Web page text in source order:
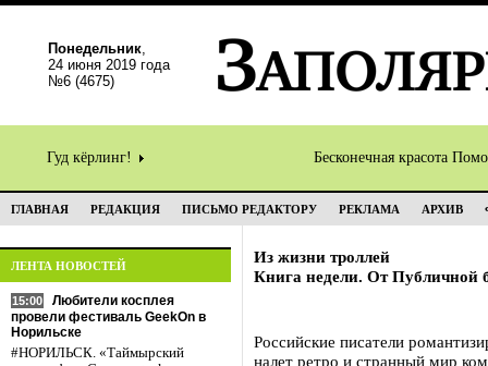
Понедельник,
24 июня 2019 года
№6 (4675)
Гуд кёрлинг! Бесконечная красота
ГЛАВНАЯ РЕДАКЦИЯ ПИСЬМО РЕДАКТОРУ РЕКЛАМА АРХИВ
ЛЕНТА НОВОСТЕЙ
15:00
Любители косплея
провели фестиваль GeekOn в
Норильске
#НОРИЛЬСК. «Таймырский
Из жизни троллей
Книга недели. От Публичной
Российские писатели
налет ретро и странный мир